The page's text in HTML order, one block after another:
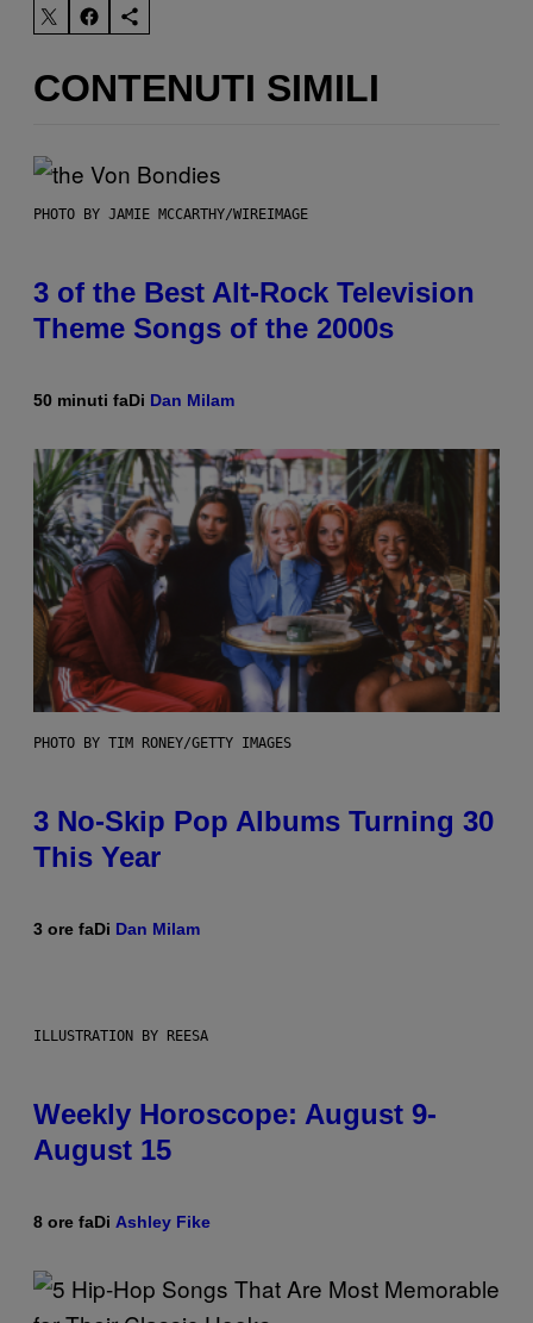
CONTENUTI SIMILI
PHOTO BY JAMIE MCCARTHY/WIREIMAGE
3 of the Best Alt-Rock Television
Theme Songs of the 2000s
50 minuti faDi Dan Milam
PHOTO BY TIM RONEY/GETTY IMAGES
3 No-Skip Pop Albums Turning 30
This Year
3 ore faDi Dan Milam
ILLUSTRATION BY REESA
Weekly Horoscope: August 9-
August 15
8 ore faDi Ashley Fike